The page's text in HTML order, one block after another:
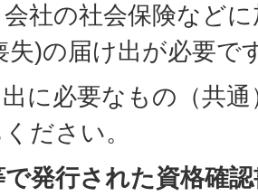
社の社会保険など
失)の届け出が必要で
出に必要なもの（共
ださい。
発行された資格確